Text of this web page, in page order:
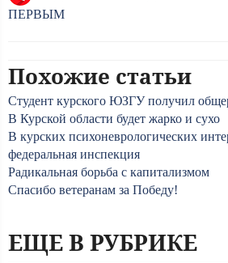
ПЕРВЫМ
Похожие статьи
Студент курского ЮЗГУ получил
В Курской области будет жарко и сухо
В курских психоневрологических
федеральная инспекция
Радикальная борьба с капитализмом
Спасибо ветеранам за Победу!
ЕЩЕ В РУБРИКЕ